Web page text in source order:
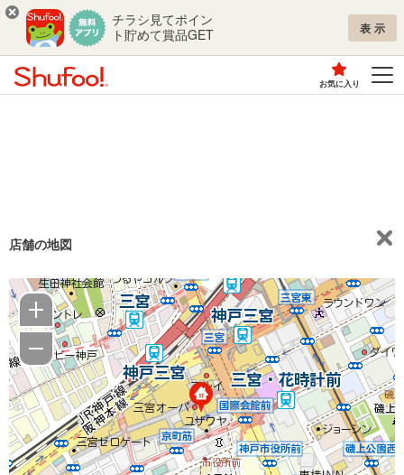
チラシ見てポイン
ト貯めて賞品GET
表示
お気に入り
店舗の地図